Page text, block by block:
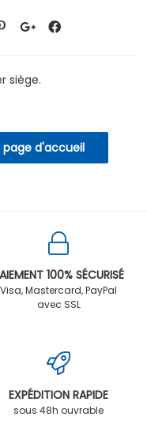
siège.
100% SÉCURISÉ
Visa, Mastercard, PayPal
avec SSL
EXPÉDITION RAPIDE
sous 48h ouvrable